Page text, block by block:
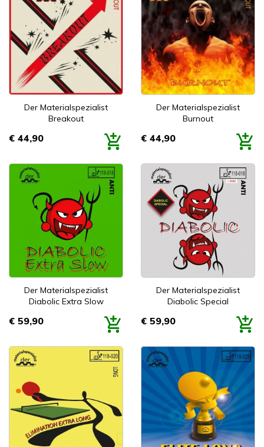
Der Materialspezialist
Breakout
Prijs
€ 44,90
Der Materialspezialist
Burnout
Prijs
€ 44,90
Der Materialspezialist
Diabolic Extra Slow
Prijs
€ 59,90
Der Materialspezialist
Diabolic Special
Prijs
€ 59,90